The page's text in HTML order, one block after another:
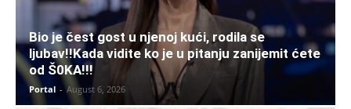
Bio je čest gost u njenoj kući, rodila se
ljubav!!Kada vidite ko je u pitanju zanijemit ćete
od Š0KA!!!
Portal - August 6, 2026